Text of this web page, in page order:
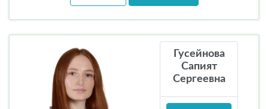
Гусейнова
Сапият
Сергеевна